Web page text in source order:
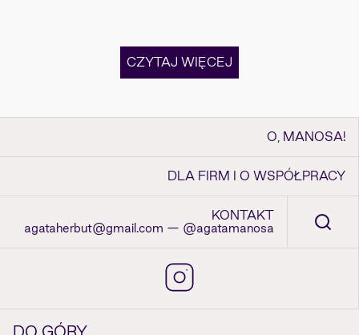
CZYTAJ WIĘCEJ
O, MANOSA!
DLA FIRM I O WSPÓŁPRACY
KONTAKT
agataherbut@gmail.com — @agatamanosa